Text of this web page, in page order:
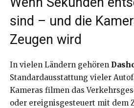
sind – und die
Zeugen wird
In vielen Ländern gehören
Standardausstattung vieler
Kameras filmen das
oder ereignisgesteuert mit dem